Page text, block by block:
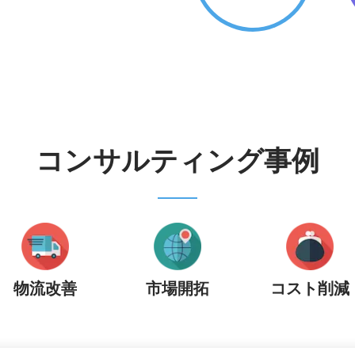
コンサルティング事例
物流改善 市場開拓 コスト削減